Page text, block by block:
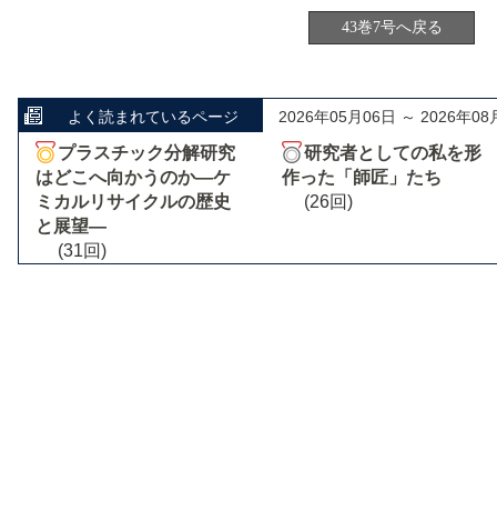
43巻7号へ戻る
よく読まれているページ 2026年05月06日 ～ 2026年08
プラスチック分解研究
はどこへ向かうのか―ケ
ミカルリサイクルの歴史
と展望―
(31回)
研究者としての私を形
作った「師匠」たち
(26回)